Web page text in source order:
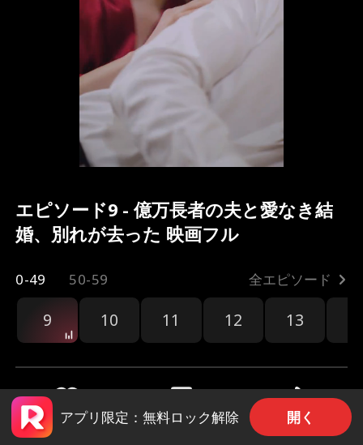
エピソード9 - 億万長者の夫と愛なき結
婚、別れが去った 映画フル
0-49 50-59 全エピソード
9 10 11 12 13
3.6k 57.1k 共有
アプリ限定：無料ロック解除 開く